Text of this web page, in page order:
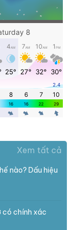
Xem tất cả
nào? Dấu hiệu
có chính xác